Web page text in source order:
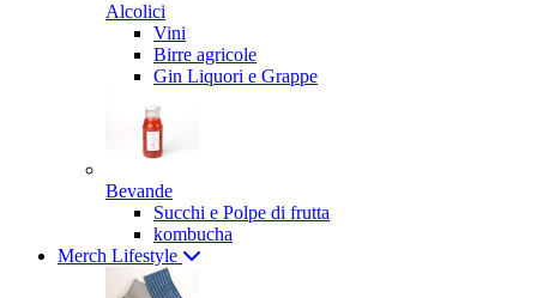
Alcolici
Vini
Birre agricole
Gin Liquori e Grappe
Bevande
Succhi e Polpe di frutta
kombucha
Merch Lifestyle